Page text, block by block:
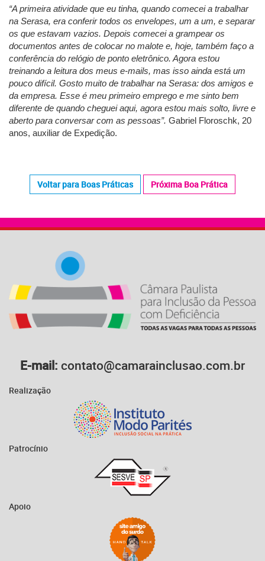
“A primeira atividade que eu tinha, quando comecei a trabalhar
na Serasa, era conferir todos os envelopes, um a um, e separar
os que estavam vazios. Depois comecei a grampear os
documentos antes de colocar no malote e, hoje, também faço a
conferência do relógio de ponto eletrônico. Agora estou
treinando a leitura dos meus e-mails, mas isso ainda está um
pouco difícil. Gosto muito de trabalhar na Serasa: dos amigos e
da empresa. Esse é meu primeiro emprego e me sinto bem
diferente de quando cheguei aqui, agora estou mais solto, livre e
aberto para conversar com as pessoas”. Gabriel Floroschk, 20
anos, auxiliar de Expedição.
Voltar para Boas Práticas Próxima Boa Prática
E-mail: contato@camarainclusao.com.br
Realização
Patrocínio
Apoio